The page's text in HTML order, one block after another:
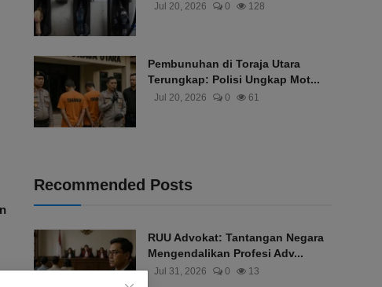
Jul 20, 2026 0 128
Pembunuhan di Toraja Utara
Terungkap: Polisi Ungkap Mot...
Jul 20, 2026 0 61
Recommended Posts
RUU Advokat: Tantangan Negara
Mengendalikan Profesi Adv...
Jul 31, 2026 0 13